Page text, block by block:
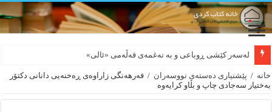
لەسەر کێشی ڕوباعی و به نەغمەی قەڵەمی «ئالی»
خانه / پێشنیاری ده‌سته‌ی نووسه‌ران / فەرهەنگی زاراوەی ڕەخنەیی دانانی دکتۆر
بەختیار سەجادی چاپ و بڵاو کرایەوە